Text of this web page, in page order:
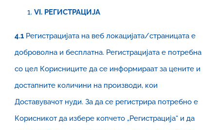
VI. РЕГИСТРАЦИЈА
4.1 Регистрацијата на веб локацијата/страницата е
доброволна и бесплатна. Регистрацијата е потребна
со цел Корисниците да се информираат за цените и
достапните количини на производи, кои
Доставувачот нуди. За да се регистрира потребно е
Корисникот да избере копчето „Регистрација“ и да